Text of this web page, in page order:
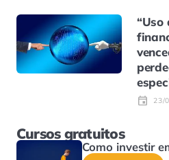
“Uso
23/
Cursos gratuitos
Como investir